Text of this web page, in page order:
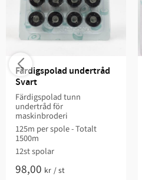
Färdigspolad undertråd
Svart
Färdigspolad tunn
undertråd för
maskinbroderi
125m per spole - Totalt
1500m
12st spolar
98,00 kr /st